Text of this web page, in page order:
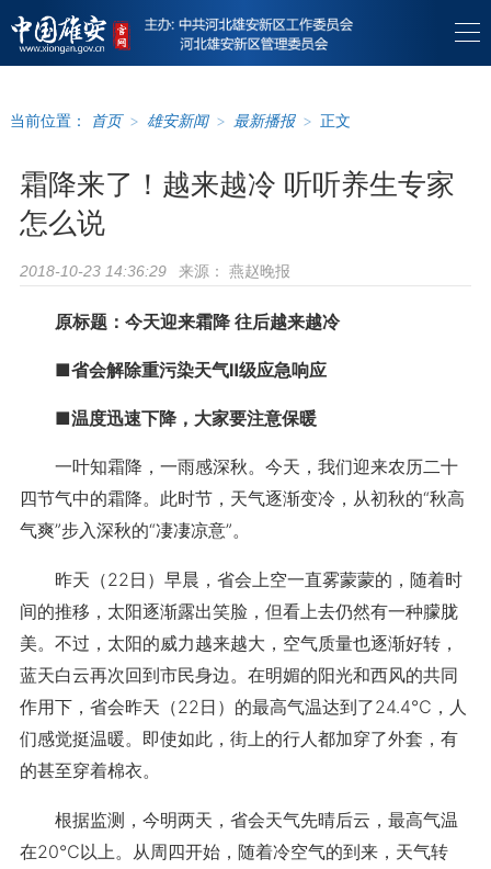
当前位置： 首页 > 雄安新闻 > 最新播报 > 正文
霜降来了！越来越冷 听听养生专家
怎么说
2018-10-23 14:36:29 来源： 燕赵晚报
原标题：今天迎来霜降 往后越来越冷
■省会解除重污染天气Ⅱ级应急响应
■温度迅速下降，大家要注意保暖
一叶知霜降，一雨感深秋。今天，我们迎来农历二十
四节气中的霜降。此时节，天气逐渐变冷，从初秋的“秋高
气爽”步入深秋的“凄凄凉意”。
昨天（22日）早晨，省会上空一直雾蒙蒙的，随着时
间的推移，太阳逐渐露出笑脸，但看上去仍然有一种朦胧
美。不过，太阳的威力越来越大，空气质量也逐渐好转，
蓝天白云再次回到市民身边。在明媚的阳光和西风的共同
作用下，省会昨天（22日）的最高气温达到了24.4℃，人
们感觉挺温暖。即使如此，街上的行人都加穿了外套，有
的甚至穿着棉衣。
根据监测，今明两天，省会天气先晴后云，最高气温
在20℃以上。从周四开始，随着冷空气的到来，天气转